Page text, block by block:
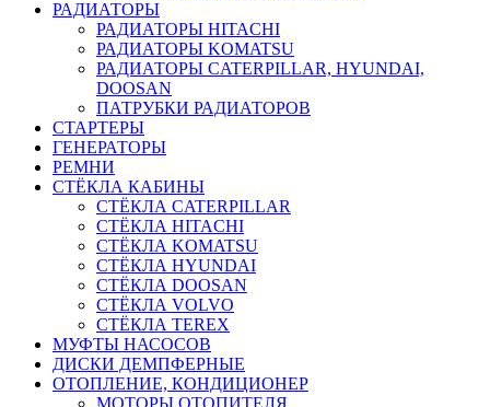
РАДИАТОРЫ
РАДИАТОРЫ HITACHI
РАДИАТОРЫ KOMATSU
РАДИАТОРЫ CATERPILLAR, HYUNDAI,
DOOSAN
ПАТРУБКИ РАДИАТОРОВ
СТАРТЕРЫ
ГЕНЕРАТОРЫ
РЕМНИ
СТЁКЛА КАБИНЫ
СТЁКЛА CATERPILLAR
СТЁКЛА HITACHI
СТЁКЛА KOMATSU
СТЁКЛА HYUNDAI
СТЁКЛА DOOSAN
СТЁКЛА VOLVO
СТЁКЛА TEREX
МУФТЫ НАСОСОВ
ДИСКИ ДЕМПФЕРНЫЕ
ОТОПЛЕНИЕ, КОНДИЦИОНЕР
МОТОРЫ ОТОПИТЕЛЯ